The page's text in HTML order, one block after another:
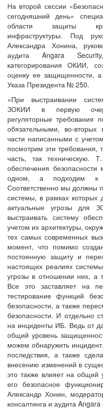
На второй сессии
сегодняшний день»
области защиты
инфраструктуры. Под
Александра Хонина,
аудита Angara
категорирования ОКИИ,
оценку ее защищенности, а
Указа Президента № 250.
«При выстраивании
ЗОКИИ в первую
регуляторные
обязательными, во-
части написанными с
посмотрим эти требования,
часть, так техническую.
обеспечения
одном, а подходим к
Соответственно мы должны
системы, в рамках
актуальные угрозы
выстраивать систему
учетом их архитектуры,
тех самых современных
момент, что помимо
постоянную защиту и
настоящих реалиях
угрозы в отношении них, а
Все это заставляет на
тестирование функций
безопасности, а также
безопасности. И отдельно
на инциденты ИБ. Ведь от
общий уровень
можем обнаружить
последствия, а также
внесению изменений в
это также влияет на
его безопасное
Александр Хонин,
консалтинга и аудита Angara